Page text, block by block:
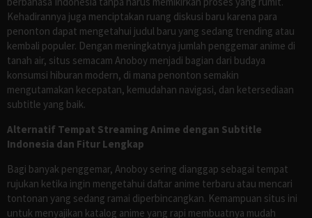
Kehadirannya juga menciptakan ruang diskusi baru karena para
penonton dapat mengetahui judul baru yang sedang trending atau
kembali populer. Dengan meningkatnya jumlah penggemar anime di
tanah air, situs semacam Anoboy menjadi bagian dari budaya
konsumsi hiburan modern, di mana penonton semakin
mengutamakan kecepatan, kemudahan navigasi, dan ketersediaan
subtitle yang baik.
Alternatif Tempat Streaming Anime dengan Subtitle
Indonesia dan Fitur Lengkap
Bagi banyak penggemar, Anoboy sering dianggap sebagai tempat
rujukan ketika ingin mengetahui daftar anime terbaru atau mencari
tontonan yang sedang ramai diperbincangkan. Kemampuan situs ini
untuk menyajikan katalog anime yang rapi membuatnya mudah